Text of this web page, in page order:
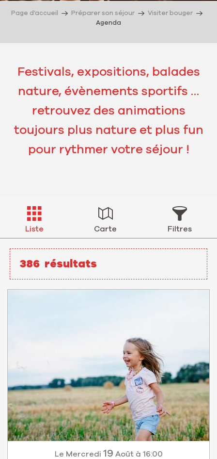
Page d’accueil Préparer son séjour
Visiter bouger
Agenda
Festivals, expositions, balades
nature, évènements sportifs …
retrouvez des animations
toujours plus nature et plus fun
pour rythmer votre séjour !
Liste Carte Filtres
386 résultats
Le Mercredi 19 Août à 16:00